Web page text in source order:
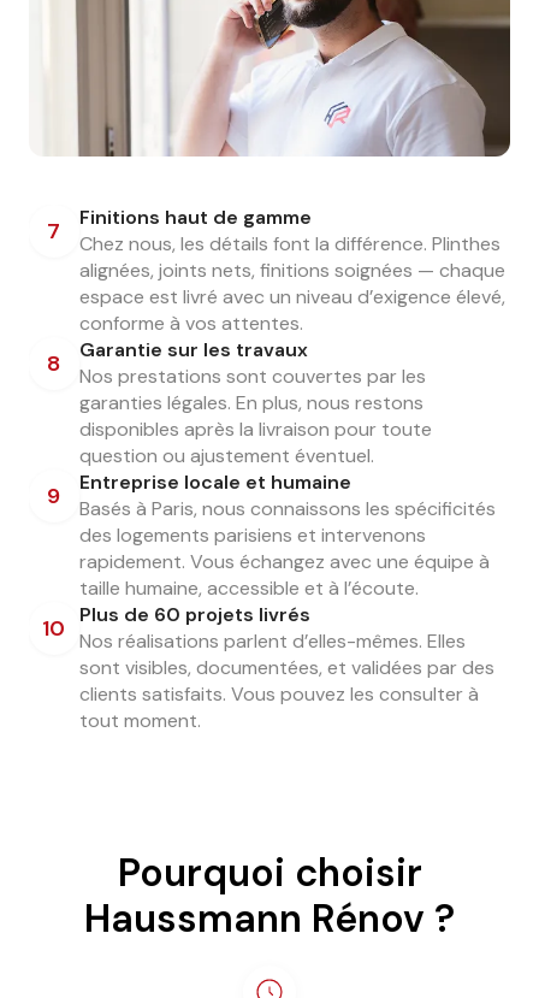
7
Finitions haut de gamme
Chez nous, les détails font la différence. Plinthes
alignées, joints nets, finitions soignées — chaque
espace est livré avec un niveau d’exigence élevé,
conforme à vos attentes.
8
Garantie sur les travaux
Nos prestations sont couvertes par les
garanties légales. En plus, nous restons
disponibles après la livraison pour toute
question ou ajustement éventuel.
9
Entreprise locale et humaine
Basés à Paris, nous connaissons les spécificités
des logements parisiens et intervenons
rapidement. Vous échangez avec une équipe à
taille humaine, accessible et à l’écoute.
10
Plus de 60 projets livrés
Nos réalisations parlent d’elles-mêmes. Elles
sont visibles, documentées, et validées par des
clients satisfaits. Vous pouvez les consulter à
tout moment.
Pourquoi choisir
Haussmann Rénov ?